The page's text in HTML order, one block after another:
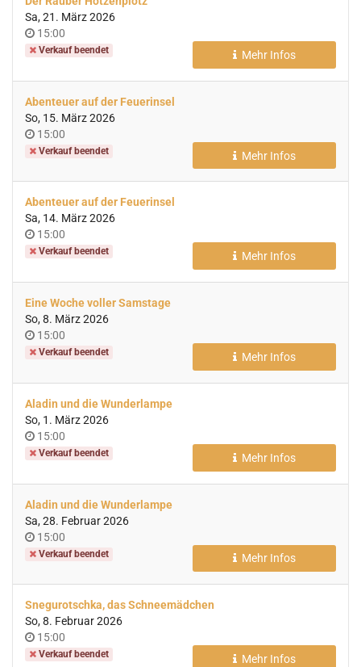
Sa, 21. März 2026
Uhrzeit
15:00
Verkauf beendet Mehr Infos
Abenteuer auf der Feuerinsel
So, 15. März 2026
Uhrzeit
15:00
Verkauf beendet Mehr Infos
Abenteuer auf der Feuerinsel
Sa, 14. März 2026
Uhrzeit
15:00
Verkauf beendet Mehr Infos
Eine Woche voller Samstage
So, 8. März 2026
Uhrzeit
15:00
Verkauf beendet Mehr Infos
Aladin und die Wunderlampe
So, 1. März 2026
Uhrzeit
15:00
Verkauf beendet Mehr Infos
Aladin und die Wunderlampe
Sa, 28. Februar 2026
Uhrzeit
15:00
Verkauf beendet Mehr Infos
Snegurotschka, das Schneemädchen
So, 8. Februar 2026
Uhrzeit
15:00
Verkauf beendet Mehr Infos